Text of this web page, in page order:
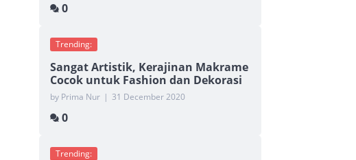
0
Trending:
Sangat Artistik, Kerajinan Makrame
Cocok untuk Fashion dan Dekorasi
by Prima Nur | 31 December 2020
0
Trending: